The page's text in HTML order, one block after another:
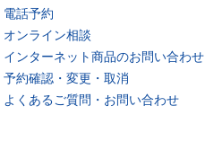
電話予約
オンライン相談
インターネット商品のお問い合わせ
予約確認・変更・取消
よくあるご質問・お問い合わせ